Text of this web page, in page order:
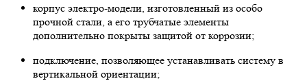
корпус электро-модели, изготовленный из особо
прочной стали, а его трубчатые элементы
дополнительно покрыты защитой от коррозии;
подключение, позволяющее устанавливать систему в
вертикальной ориентации;